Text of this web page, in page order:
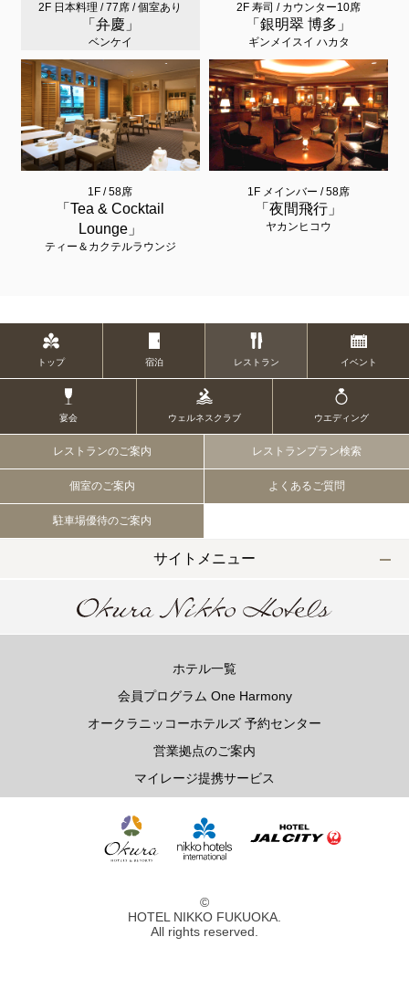
2F 日本料理 / 77席 / 個室あり
「弁慶」
ベンケイ
2F 寿司 / カウンター10席
「銀明翠 博多」
ギンメイスイ ハカタ
1F / 58席
「Tea & Cocktail
Lounge」
ティー＆カクテルラウンジ
1F メインバー / 58席
「夜間飛行」
ヤカンヒコウ
トップ 宿泊 レストラン イベント
宴会 ウェルネスクラブ ウエディング
レストランのご案内 レストランプラン検索
個室のご案内 よくあるご質問
駐車場優待のご案内
サイトメニュー
ホテル一覧
会員プログラム One Harmony
オークラニッコーホテルズ 予約センター
営業拠点のご案内
マイレージ提携サービス
©
HOTEL NIKKO FUKUOKA.
All rights reserved.